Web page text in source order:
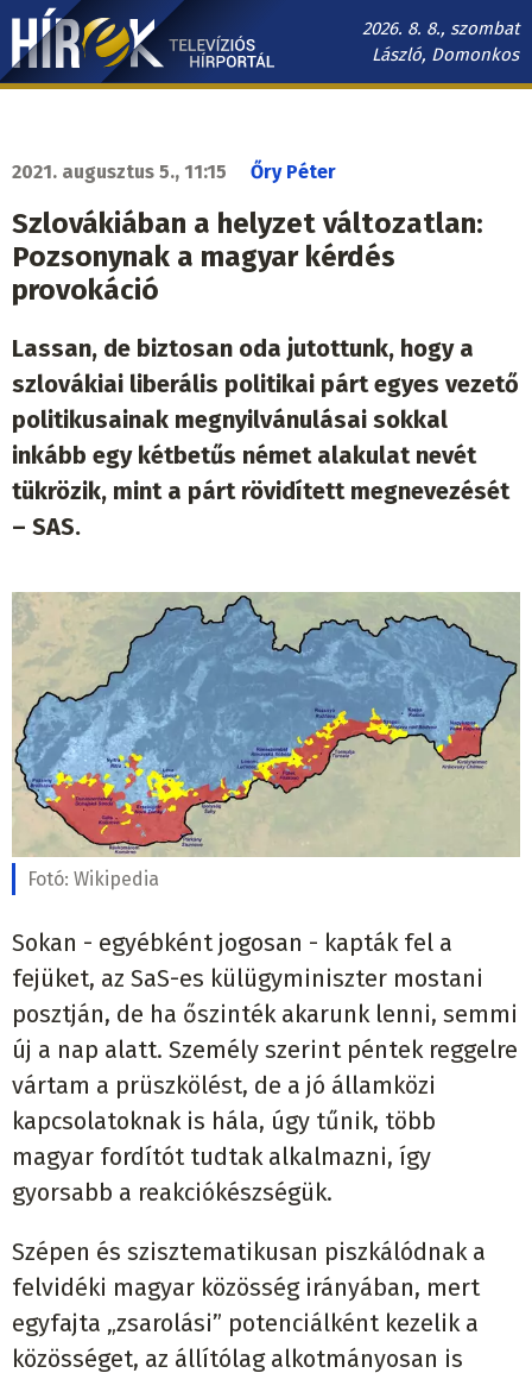
Ugrás
tartalomra
2026. 8. 8., szombat
László, Domonkos
Hírek.sk
2021. augusztus 5., 11:15 Őry Péter
Szlovákiában a helyzet változatlan:
Pozsonynak a magyar kérdés
provokáció
Lassan, de biztosan oda jutottunk, hogy a
szlovákiai liberális politikai párt egyes vezető
politikusainak megnyilvánulásai sokkal
inkább egy kétbetűs német alakulat nevét
tükrözik, mint a párt rövidített megnevezését
– SAS.
Fotó: Wikipedia
Sokan - egyébként jogosan - kapták fel a
fejüket, az SaS-es külügyminiszter mostani
posztján, de ha őszinték akarunk lenni, semmi
új a nap alatt. Személy szerint péntek reggelre
vártam a prüszkölést, de a jó államközi
kapcsolatoknak is hála, úgy tűnik, több
magyar fordítót tudtak alkalmazni, így
gyorsabb a reakciókészségük.
Szépen és szisztematikusan piszkálódnak a
felvidéki magyar közösség irányában, mert
egyfajta „zsarolási” potenciálként kezelik a
közösséget, az állítólag alkotmányosan is